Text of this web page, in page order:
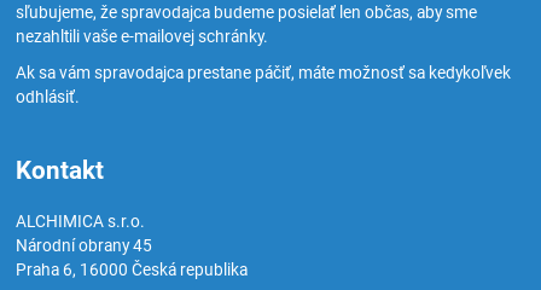
sľubujeme, že spravodajca budeme posielať len občas, aby sme
nezahltili vaše e-mailovej schránky.
Ak sa vám spravodajca prestane páčiť, máte možnosť sa kedykoľvek
odhlásiť.
Kontakt
ALCHIMICA s.r.o.
Národní obrany 45
Praha 6, 16000Česká republika